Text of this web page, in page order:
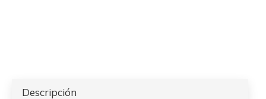
Descripción